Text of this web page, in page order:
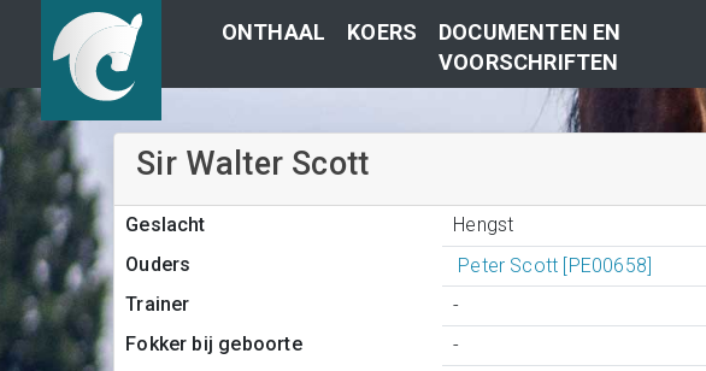
ONTHAAL KOERS
DOCUMENTEN EN
VOORSCHRIFTEN
Sir Walter Scott
Geslacht Hengst
Ouders
Peter Scott [PE00658]
Trainer
-
Fokker bij geboorte
-